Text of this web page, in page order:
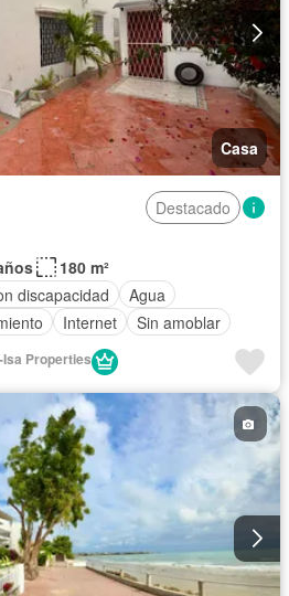
Casa
Destacado
180 m²
discapacidad
Agua
Internet Sin amoblar
Isa Properties